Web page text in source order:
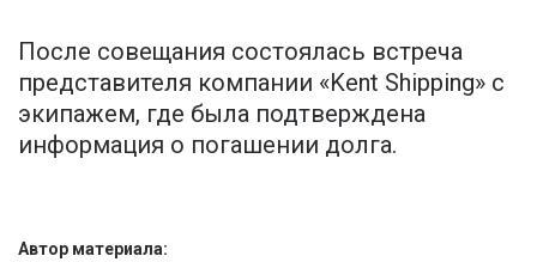
После совещания состоялась встреча
представителя компании «Kent Shipping» с
экипажем, где была подтверждена
информация о погашении долга.
Автор материала: